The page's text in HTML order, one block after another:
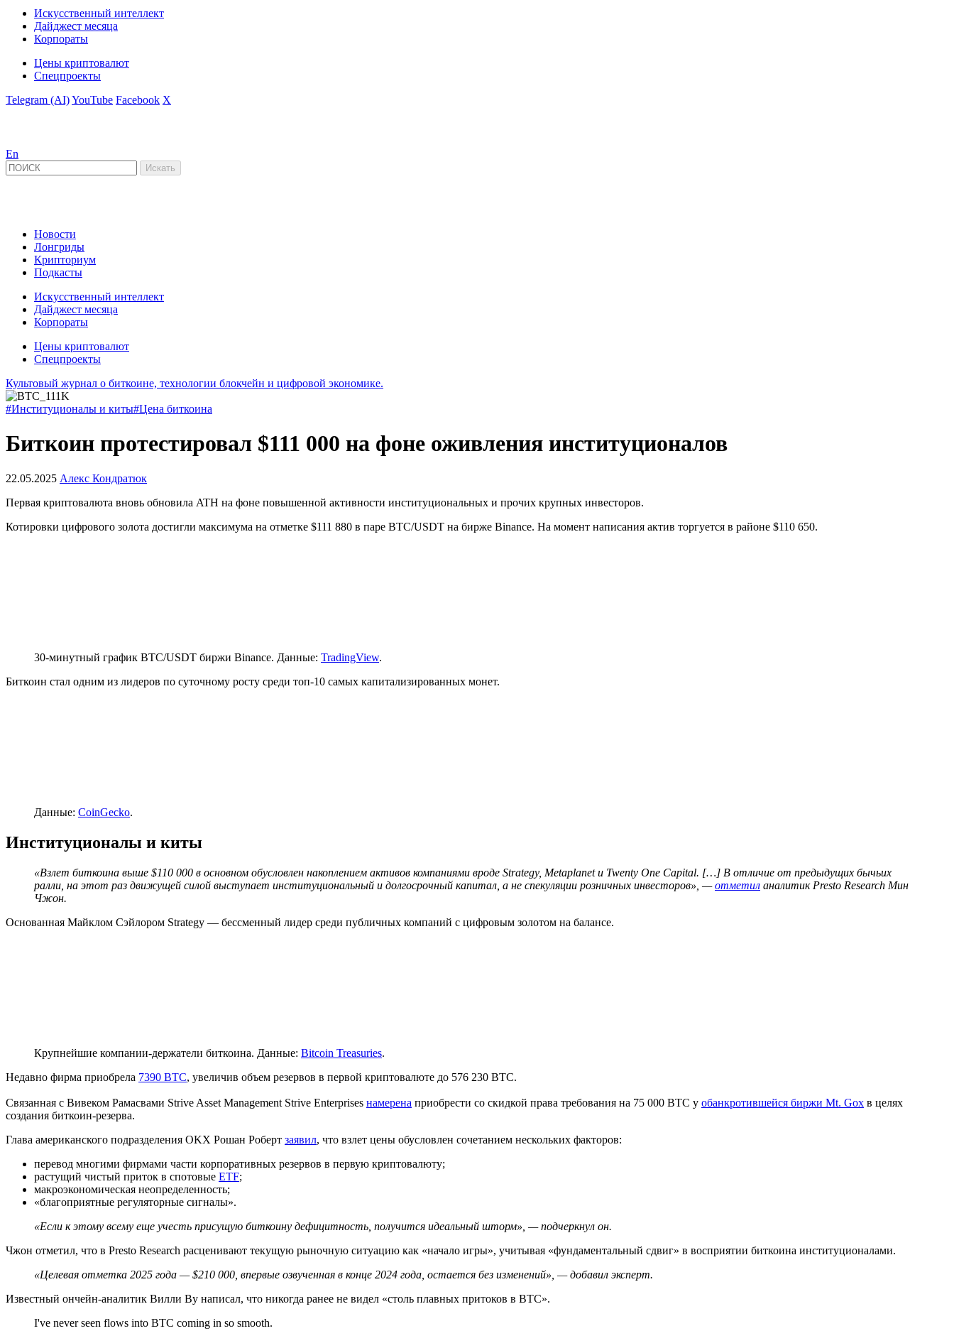
Искусственный интеллект
Дайджест месяца
Корпораты
Цены криптовалют
Спецпроекты
Telegram (AI)YouTube Facebook X
En
Новости
Лонгриды
Крипториум
Подкасты
Искусственный интеллект
Дайджест месяца
Корпораты
Цены криптовалют
Спецпроекты
Культовый журнал о биткоине, технологии блокчейн и цифровой экономике.
#Институционалы и киты#Цена биткоина
Биткоин протестировал $111 000 на фоне оживления институционалов
22.05.2025 Алекс Кондратюк
Первая криптовалюта вновь обновила ATH на фоне повышенной активности институциональных и прочих крупных инвесторов.
Котировки цифрового золота достигли максимума на отметке $111 880 в паре BTC/USDT на бирже Binance. На момент написания актив торгуется в районе $110 650.
30-минутный график BTC/USDT биржи Binance. Данные: TradingView.
Биткоин стал одним из лидеров по суточному росту среди топ-10 самых капитализированных монет.
Данные: CoinGecko.
Институционалы и киты
«Взлет биткоина выше $110 000 в основном обусловлен накоплением активов компаниями вроде Strategy, Metaplanet и Twenty One Capital. […] В отличие от предыдущих бычьих
ралли, на этот раз движущей силой выступает институциональный и долгосрочный капитал, а не спекуляции розничных инвесторов», —отметил аналитик Presto Research Мин
Чжон.
Основанная Майклом Сэйлором Strategy — бессменный лидер среди публичных компаний с цифровым золотом на балансе.
Крупнейшие компании-держатели биткоина. Данные: Bitcoin Treasuries.
Недавно фирма приобрела 7390 BTC, увеличив объем резервов в первой криптовалюте до 576 230 BTC.
Связанная с Вивеком Рамасвами Strive Asset Management Strive Enterprises намерена приобрести со скидкой права требования на 75 000 BTC у обанкротившейся биржи Mt. Gox в целях
создания биткоин-резерва.
Глава американского подразделения OKX Рошан Роберт заявил, что взлет цены обусловлен сочетанием нескольких факторов:
перевод многими фирмами части корпоративных резервов в первую криптовалюту;
растущий чистый приток в спотовые ETF;
макроэкономическая неопределенность;
«благоприятные регуляторные сигналы».
«Если к этому всему еще учесть присущую биткоину дефицитность, получится идеальный шторм», — подчеркнул он.
Чжон отметил, что в Presto Research расценивают текущую рыночную ситуацию как «начало игры», учитывая «фундаментальный сдвиг» в восприятии биткоина институционалами.
«Целевая отметка 2025 года — $210 000, впервые озвученная в конце 2024 года, остается без изменений», — добавил эксперт.
Известный ончейн-аналитик Вилли Ву написал, что никогда ранее не видел «столь плавных притоков в BTC».
I've never seen flows into BTC coming in so smooth.